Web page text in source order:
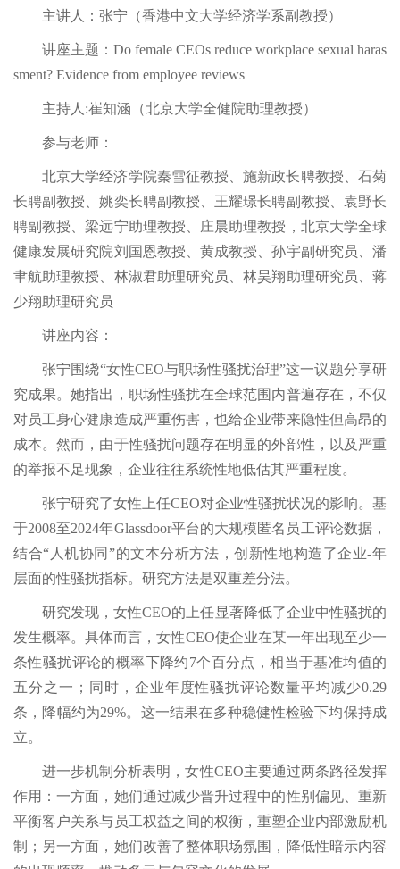
主讲人：张宁（香港中文大学经济学系副教授）
讲座主题：Do female CEOs reduce workplace sexual haras
sment? Evidence from employee reviews
主持人:崔知涵（北京大学全健院助理教授）
参与老师：
北京大学经济学院秦雪征教授、施新政长聘教授、石菊
长聘副教授、姚奕长聘副教授、王耀璟长聘副教授、袁野长
聘副教授、梁远宁助理教授、庄晨助理教授，北京大学全球
健康发展研究院刘国恩教授、黄成教授、孙宇副研究员、潘
聿航助理教授、林淑君助理研究员、林昊翔助理研究员、蒋
少翔助理研究员
讲座内容：
张宁围绕“女性CEO与职场性骚扰治理”这一议题分享研
究成果。她指出，职场性骚扰在全球范围内普遍存在，不仅
对员工身心健康造成严重伤害，也给企业带来隐性但高昂的
成本。然而，由于性骚扰问题存在明显的外部性，以及严重
的举报不足现象，企业往往系统性地低估其严重程度。
张宁研究了女性上任CEO对企业性骚扰状况的影响。基
于2008至2024年Glassdoor平台的大规模匿名员工评论数据，
结合“人机协同”的文本分析方法，创新性地构造了企业-年
层面的性骚扰指标。研究方法是双重差分法。
研究发现，女性CEO的上任显著降低了企业中性骚扰的
发生概率。具体而言，女性CEO使企业在某一年出现至少一
条性骚扰评论的概率下降约7个百分点，相当于基准均值的
五分之一；同时，企业年度性骚扰评论数量平均减少0.29
条，降幅约为29%。这一结果在多种稳健性检验下均保持成
立。
进一步机制分析表明，女性CEO主要通过两条路径发挥
作用：一方面，她们通过减少晋升过程中的性别偏见、重新
平衡客户关系与员工权益之间的权衡，重塑企业内部激励机
制；另一方面，她们改善了整体职场氛围，降低性暗示内容